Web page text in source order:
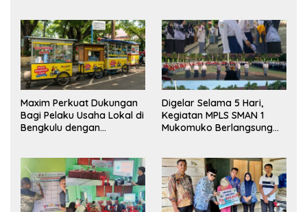
Maxim Perkuat Dukungan
Bagi Pelaku Usaha Lokal di
Bengkulu dengan
Pasar
Digelar Selama 5 Hari,
Kegiatan MPLS SMAN 1
Mukomuko Berlangsung